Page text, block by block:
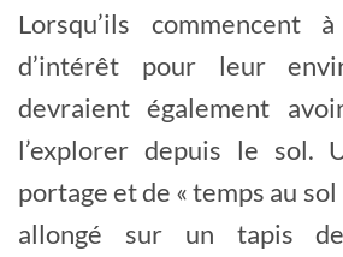
Lorsqu’ils commencent
d’intérêt pour leur
devraient également
l’explorer depuis le sol.
portage et de « temps au sol
allongé sur un tapis